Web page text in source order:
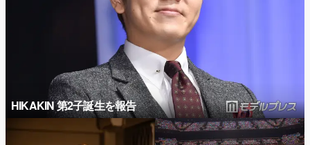
HIKAKIN 第2子誕生を報告